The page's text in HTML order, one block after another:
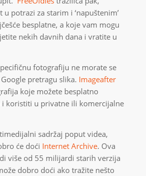
potrazi za starim i ‘napuštenim’
besplatne, a koje vam mogu
nekih davnih dana i vratite u
fotografiju ne morate se
pretragu slika. Imageafter
koje možete besplatno
i koristiti u privatne ili komercijalne
sadržaj poput videa,
će doći Internet Archive. Ova
više od 55 milijardi starih verzija
dobro doći ako tražite nešto